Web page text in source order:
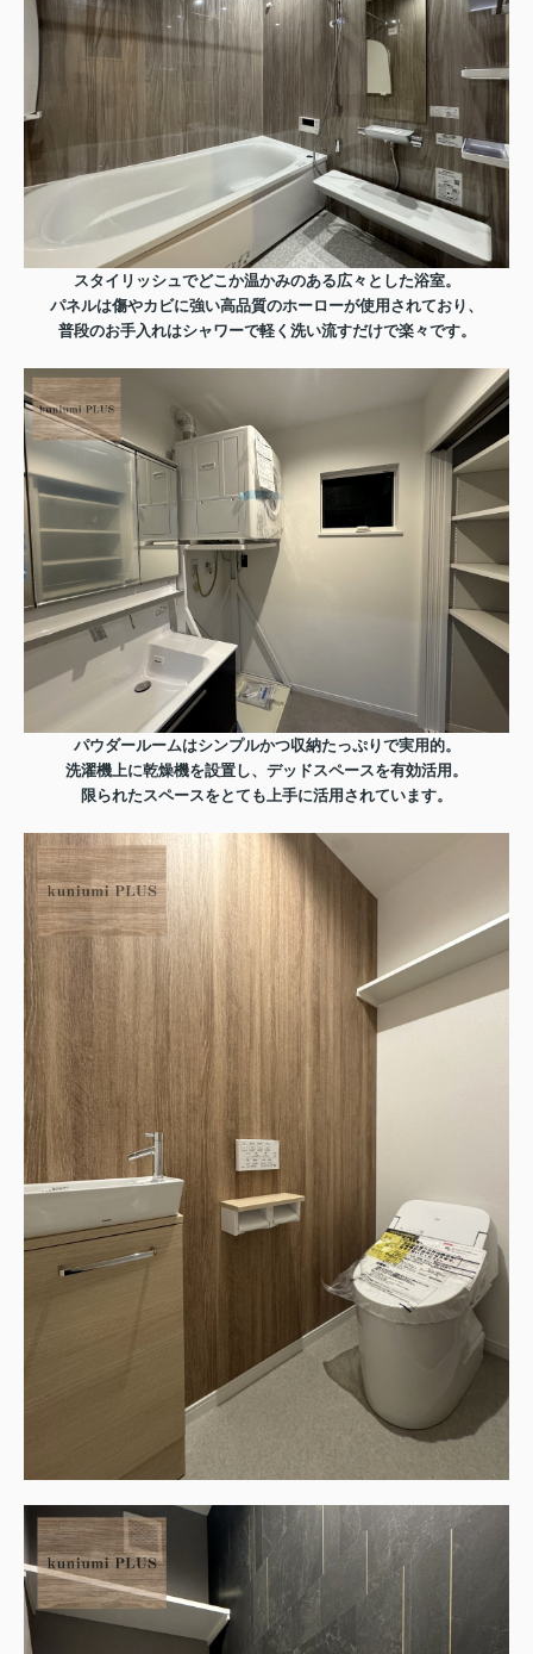
スタイリッシュでどこか温かみのある広々とした浴室。
パネルは傷やカビに強い高品質のホーローが使用されており、
普段のお手入れはシャワーで軽く洗い流すだけで楽々です。
パウダールームはシンプルかつ収納たっぷりで実用的。
洗濯機上に乾燥機を設置し、デッドスペースを有効活用。
限られたスペースをとても上手に活用されています。